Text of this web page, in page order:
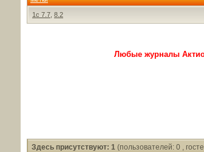
1с 7.7 8.2
Любые журналы
Здесь присутствуют: 1 (пользователей: 0 ,